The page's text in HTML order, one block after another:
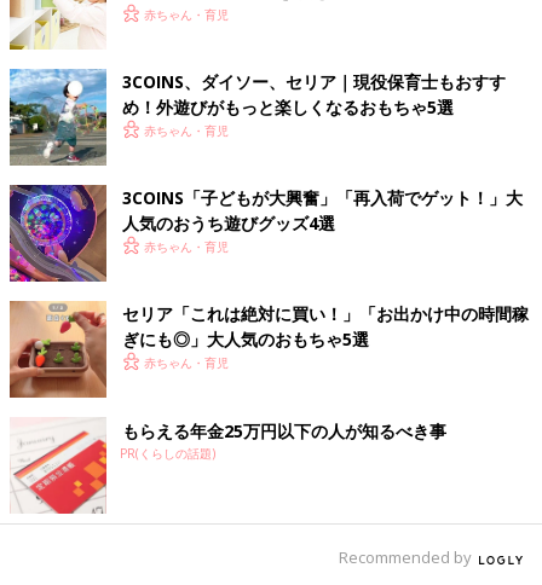
マ・パパの目がまったく行き届かないのはNG。少しすき間をつ
くったり、レースのカーテンで仕切ったりして、安全に遊べてい
るか確認できる工夫をしましょう。（取材・文／麻生珠恵、ひよ
こクラブ編集部）
監修／伊瀬玲奈先生
和洋女子大学 人文学部こども発達学科 准教授。元保育士・元
幼稚園教諭。大学で未来の保育士や幼稚園教諭を指導。また、 保
育園などで多くの子どもや保育者と接しながら、遊びの中で子ど
もは何を学び、とらえているのかを研究されています。著書に
『「あたりまえ」を見直したら保育はもっとよくなる！』（学研
教育みらい）。
赤ちゃん・育児
3COINS、ダイソー、セリア｜現役保育士もおすす
め！外遊びがもっと楽しくなるおもちゃ5選
赤ちゃん・育児
3COINS「子どもが大興奮」「再入荷でゲット！」大
人気のおうち遊びグッズ4選
赤ちゃん・育児
セリア「これは絶対に買い！」「お出かけ中の時間稼
ぎにも◎」大人気のおもちゃ5選
赤ちゃん・育児
もらえる年金25万円以下の人が知るべき事
PR(くらしの話題)
Recommended by